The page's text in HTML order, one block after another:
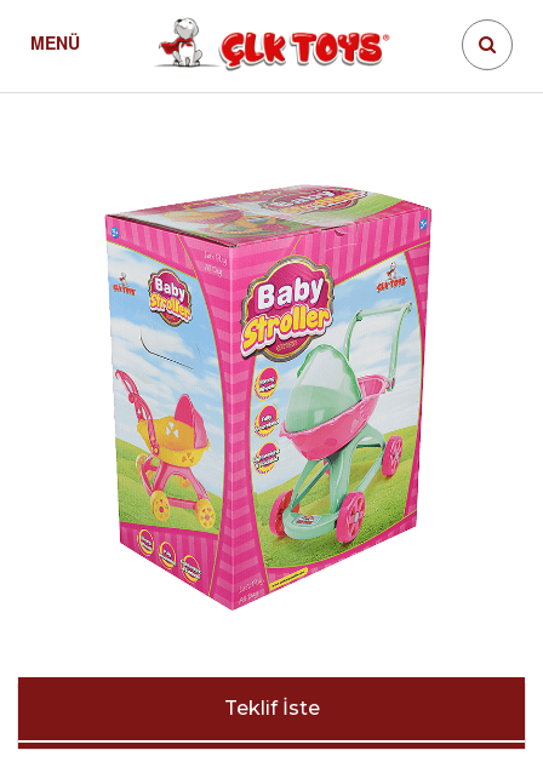
MENÜ
Baby Stroller Bebek Puseti Kutulu
Teklif İste